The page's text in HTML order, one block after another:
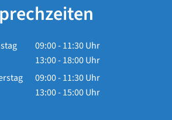
09:00-11:30Uhr
Von 09:00 bis 11:30 Uhr
13:00-18:00Uhr
Von 13:00 bis 18:00 Uhr
09:00-11:30Uhr
Von 09:00 bis 11:30 Uhr
13:00-15:00Uhr